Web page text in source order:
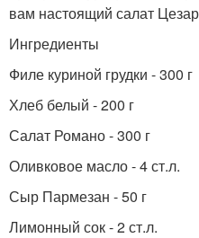
вам настоящий салат
Ингредиенты
Филе куриной грудки - 300 г
Хлеб белый - 200 г
Салат Романо - 300 г
Оливковое масло - 4 ст.л.
Сыр Пармезан - 50 г
Лимонный сок - 2 ст.л.